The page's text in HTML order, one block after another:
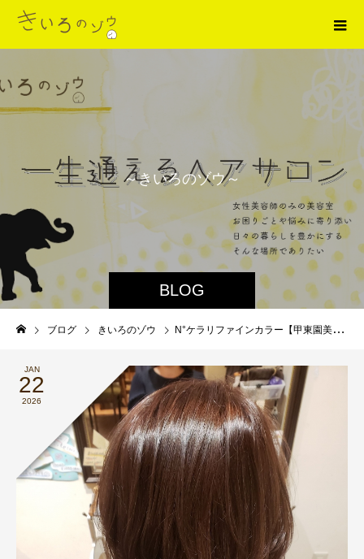
BLOG
～きいろのゾウ～
ブログ きいろのゾウ N°ケラリファインカラー【甲東園美容室】【女性スタッフオンリー】【駅近美容室】【髪質改善】
JAN
22
2026